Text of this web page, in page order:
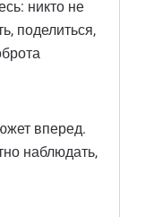
никто не
поделиться,
вперед.
наблюдать,